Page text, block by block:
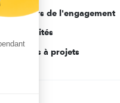
Acteurs de l'engagement
Actualités
Appels à projets